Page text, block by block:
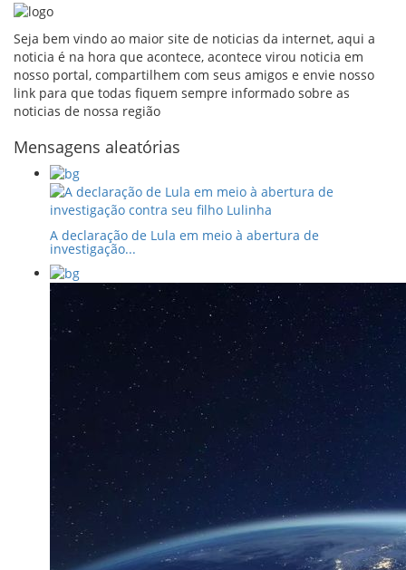
Seja bem vindo ao maior site de noticias da internet, aqui a
noticia é na hora que acontece, acontece virou noticia em
nosso portal, compartilhem com seus amigos e envie nosso
link para que todas fiquem sempre informado sobre as
noticias de nossa região
Mensagens aleatórias
A declaração de Lula em meio à abertura de
investigação...